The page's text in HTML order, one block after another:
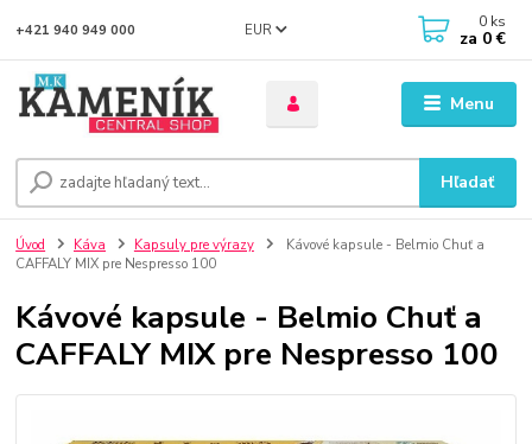
Menu
EUR
Hľadať
+421 940 949 000 0 ks
za 0 €
Úvod Káva Kapsuly pre výrazy
Kávové kapsule - Belmio Chuť a
CAFFALY MIX pre Nespresso 100
Kávové kapsule - Belmio Chuť a
CAFFALY MIX pre Nespresso 100